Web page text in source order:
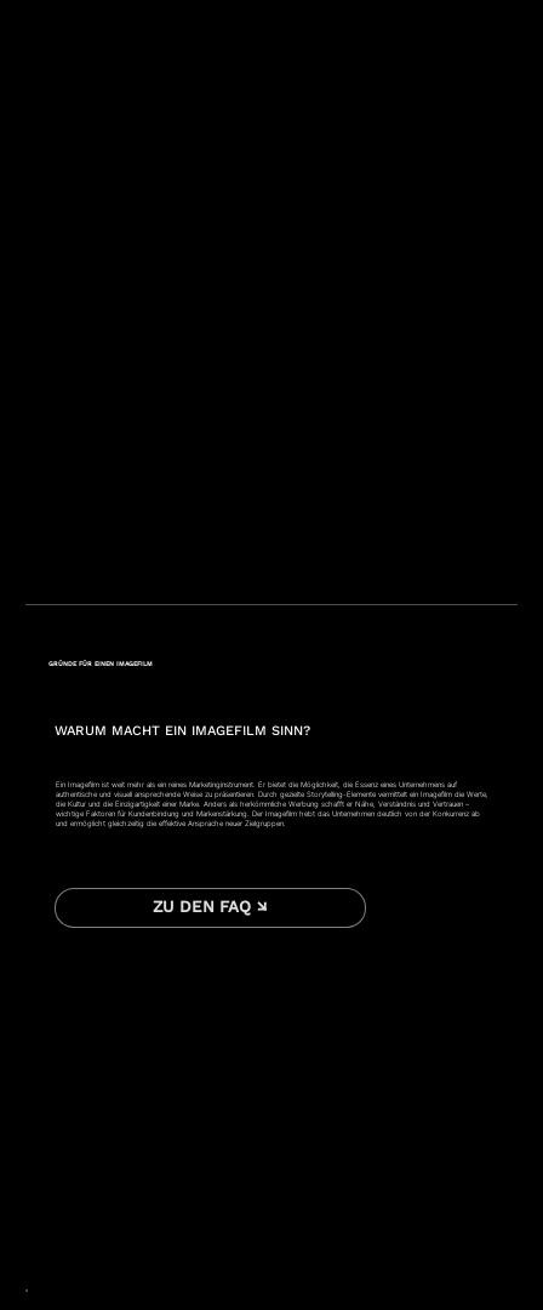
GRÜNDE FÜR EINEN IMAGEFILM
WARUM MACHT EIN IMAGEFILM SINN?
Ein Imagefilm ist weit mehr als ein reines Marketinginstrument. Er bietet die Möglichkeit, die Essenz eines Unternehmens auf
authentische und visuell ansprechende Weise zu präsentieren. Durch gezielte Storytelling-Elemente vermittelt ein Imagefilm die Werte,
die Kultur und die Einzigartigkeit einer Marke. Anders als herkömmliche Werbung schafft er Nähe, Verständnis und Vertrauen –
wichtige Faktoren für Kundenbindung und Markenstärkung. Der Imagefilm hebt das Unternehmen deutlich von der Konkurrenz ab
und ermöglicht gleichzeitig die effektive Ansprache neuer Zielgruppen.
ZU DEN FAQ ↘